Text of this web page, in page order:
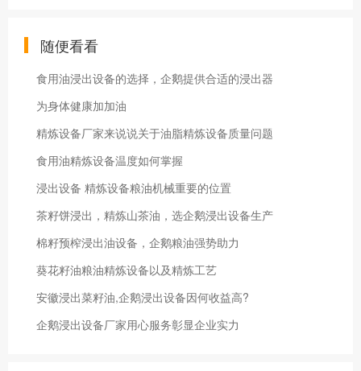
随便看看
食用油浸出设备的选择，企鹅提供合适的浸出器
为身体健康加加油
精炼设备厂家来说说关于油脂精炼设备质量问题
食用油精炼设备温度如何掌握
浸出设备 精炼设备粮油机械重要的位置
茶籽饼浸出，精炼山茶油，选企鹅浸出设备生产
棉籽预榨浸出油设备，企鹅粮油强势助力
葵花籽油粮油精炼设备以及精炼工艺
安徽浸出菜籽油,企鹅浸出设备因何收益高?
企鹅浸出设备厂家用心服务彰显企业实力